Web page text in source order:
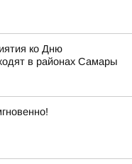
ко Дню
в районах Самары